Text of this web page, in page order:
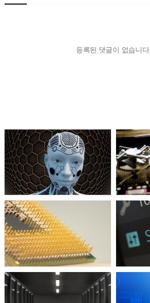
등록된 댓글이 없습니다.